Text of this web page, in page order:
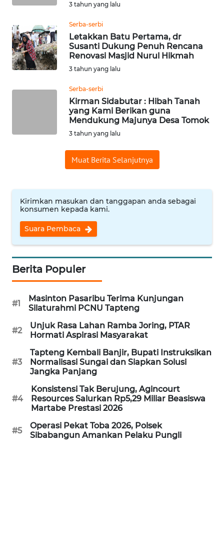
3 tahun yang lalu
Serba-serbi
Letakkan Batu Pertama, dr
Susanti Dukung Penuh Rencana
Renovasi Masjid Nurul Hikmah
3 tahun yang lalu
Serba-serbi
Kirman Sidabutar : Hibah Tanah
yang Kami Berikan guna
Mendukung Majunya Desa Tomok
3 tahun yang lalu
Muat Berita Selanjutnya
Kirimkan masukan dan tanggapan anda sebagai
konsumen kepada kami.
Suara Pembaca
Berita Populer
#1
Masinton Pasaribu Terima Kunjungan
Silaturahmi PCNU Tapteng
#2
Unjuk Rasa Lahan Ramba Joring, PTAR
Hormati Aspirasi Masyarakat
#3
Tapteng Kembali Banjir, Bupati Instruksikan
Normalisasi Sungai dan Siapkan Solusi
Jangka Panjang
#4
Konsistensi Tak Berujung, Agincourt
Resources Salurkan Rp5,29 Miliar Beasiswa
Martabe Prestasi 2026
#5
Operasi Pekat Toba 2026, Polsek
Sibabangun Amankan Pelaku Pungli
TANGERANG
WN
BINJAI
INDRAMAYU
WN
MAJALENGKA
WN
SUBANG
WN
SUKABUMI
WN
PRIANGAN
TIMUR
WN
SEMARANG
WN
SOLO